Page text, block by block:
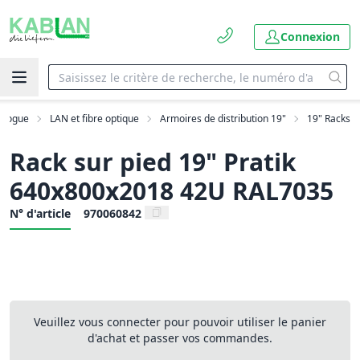
Connexion
LAN et fibre optique Armoires de distribution 19" 19" Racks
Rack sur pied 19" Pratik
640x800x2018 42U RAL7035
N° d'article 970060842
Veuillez vous connecter pour pouvoir utiliser le panier
d'achat et passer vos commandes.